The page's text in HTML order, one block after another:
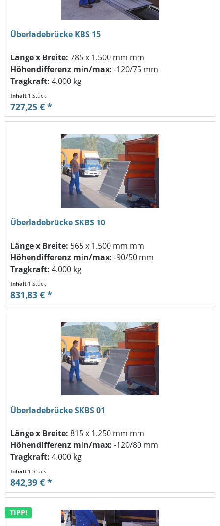
Überladebrücke KBS 15
Länge x Breite: 785 x 1.500 mm mm
Höhendifferenz min/max: -120/75 mm
Tragkraft: 4.000 kg
Inhalt 1 Stück
727,25 € *
Überladebrücke SKBS 10
Länge x Breite: 565 x 1.500 mm mm
Höhendifferenz min/max: -90/50 mm
Tragkraft: 4.000 kg
Inhalt 1 Stück
831,83 € *
Überladebrücke SKBS 01
Länge x Breite: 815 x 1.250 mm mm
Höhendifferenz min/max: -120/80 mm
Tragkraft: 4.000 kg
Inhalt 1 Stück
842,39 € *
TIPP!